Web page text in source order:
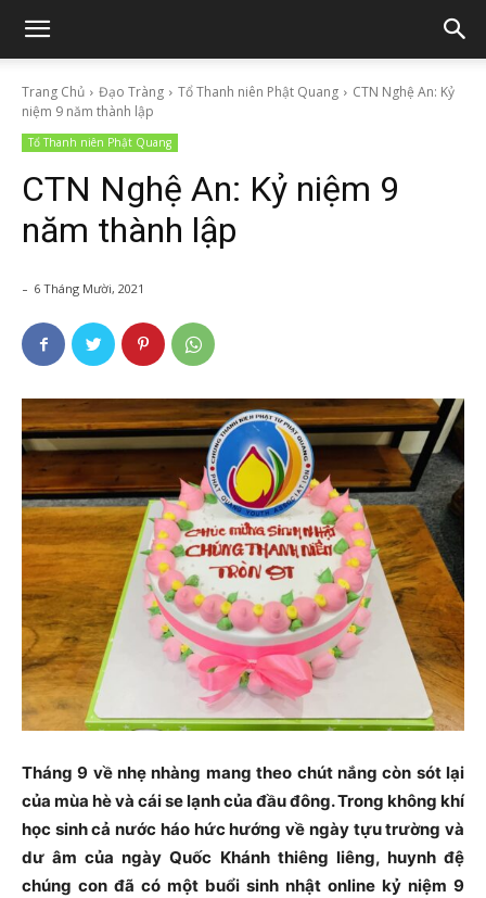
Trang Chủ Đạo Tràng Tổ Thanh niên Phật Quang
CTN Nghệ An: Kỷ
niệm 9 năm thành lập
Tổ Thanh niên Phật Quang
CTN Nghệ An: Kỷ niệm 9
năm thành lập
- 6 Tháng Mười, 2021
Tháng 9 về nhẹ nhàng mang theo chút nắng còn sót lại
của mùa hè và cái se lạnh của đầu đông. Trong không khí
học sinh cả nước háo hức hướng về ngày tựu trường và
dư âm của ngày Quốc Khánh thiêng liêng, huynh đệ
chúng con đã có một buổi sinh nhật online kỷ niệm 9